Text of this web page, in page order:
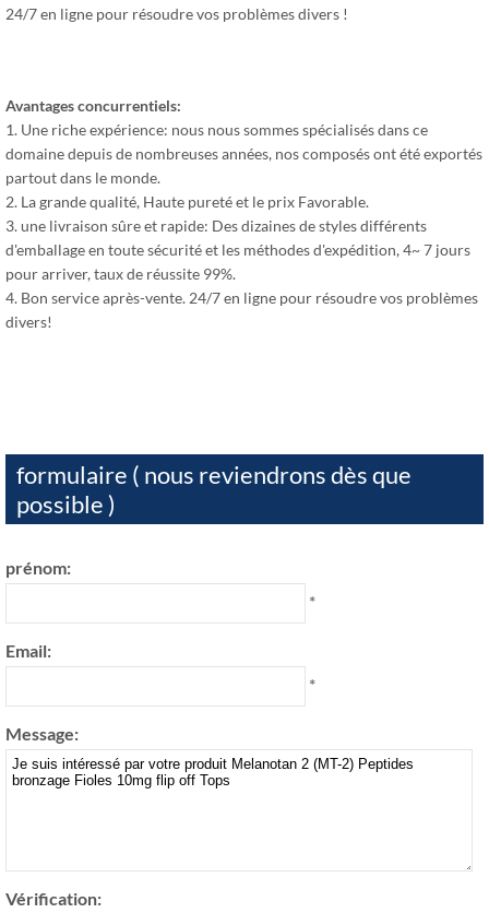
24/7 en ligne pour résoudre vos problèmes divers !
Avantages concurrentiels:
1. Une riche expérience: nous nous sommes spécialisés dans ce
domaine depuis de nombreuses années, nos composés ont été exportés
partout dans le monde.
2. La grande qualité, Haute pureté et le prix Favorable.
3. une livraison sûre et rapide: Des dizaines de styles différents
d'emballage en toute sécurité et les méthodes d'expédition, 4~ 7 jours
pour arriver, taux de réussite 99%.
4. Bon service après-vente. 24/7 en ligne pour résoudre vos problèmes
divers!
formulaire ( nous reviendrons dès que
possible )
prénom:
*
Email:
*
Message:
Vérification: